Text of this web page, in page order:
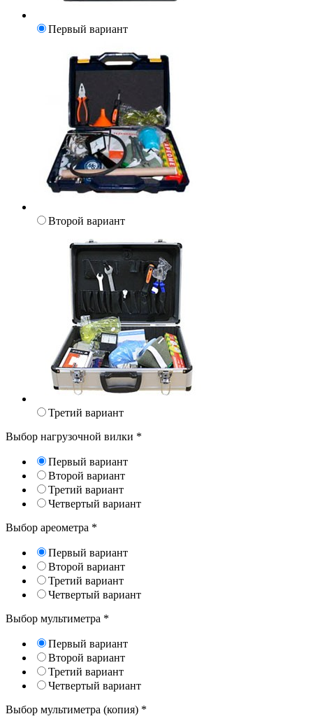
Первый вариант
Второй вариант
Третий вариант
Выбор нагрузочной вилки *
Первый вариант
Второй вариант
Третий вариант
Четвертый вариант
Выбор ареометра *
Первый вариант
Второй вариант
Третий вариант
Четвертый вариант
Выбор мультиметра *
Первый вариант
Второй вариант
Третий вариант
Четвертый вариант
Выбор мультиметра (копия) *